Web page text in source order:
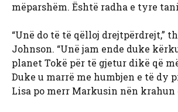
mëparshëm. Është radha e tyre
“Unë do të të qëlloj drejtpërdrejt,”
Johnson. “Unë jam ende duke
planet Tokë për të gjetur dikë që
Duke u marrë me humbjen e të dy
Lisa po merr Markusin nën krahun